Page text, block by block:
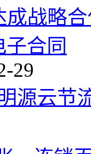
成战略
合同
29
源云节